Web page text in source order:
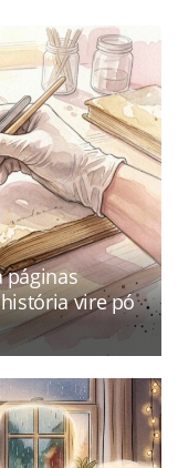
páginas
vire pó